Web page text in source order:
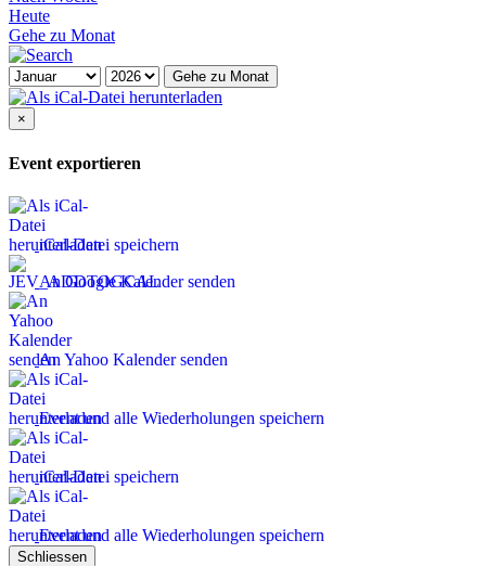
Heute
Gehe zu Monat
Gehe zu Monat
×
Event exportieren
iCal-Datei speichern
An Google Kalender senden
An Yahoo Kalender senden
Event und alle Wiederholungen speichern
iCal-Datei speichern
Event und alle Wiederholungen speichern
Schliessen